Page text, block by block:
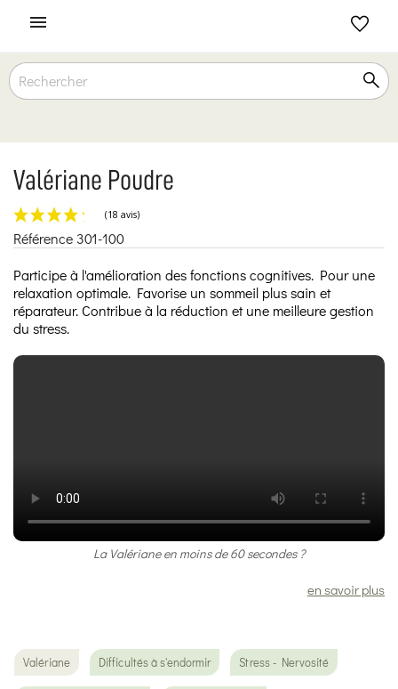

Valériane Poudre
(18 avis)
Référence 301-100
Participe à l'amélioration des fonctions cognitives. Pour une
relaxation optimale. Favorise un sommeil plus sain et
réparateur. Contribue à la réduction et une meilleure gestion
du stress.
La Valériane en moins de 60 secondes ?
en savoir plus
Valériane Difficultés à s'endormir Stress - Nervosité